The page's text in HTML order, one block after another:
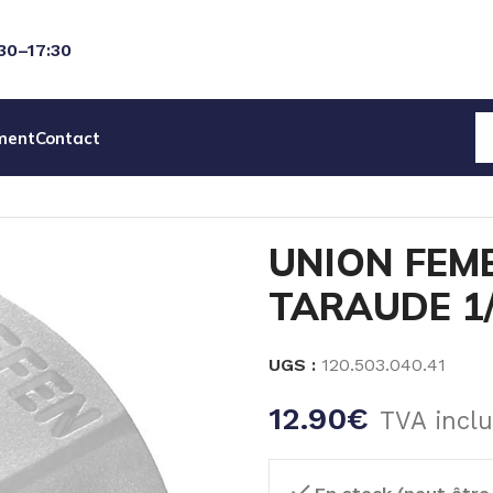
Contact
UNION
TARAUDE
UGS : 120.503.040.41
12.90€ TVA